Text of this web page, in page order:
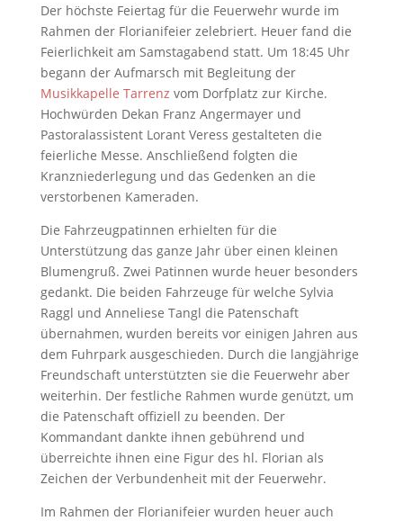
Der höchste Feiertag für die Feuerwehr wurde im
Rahmen der Florianifeier zelebriert. Heuer fand die
Feierlichkeit am Samstagabend statt. Um 18:45 Uhr
begann der Aufmarsch mit Begleitung der
Musikkapelle Tarrenz vom Dorfplatz zur Kirche.
Hochwürden Dekan Franz Angermayer und
Pastoralassistent Lorant Veress gestalteten die
feierliche Messe. Anschließend folgten die
Kranzniederlegung und das Gedenken an die
verstorbenen Kameraden.
Die Fahrzeugpatinnen erhielten für die
Unterstützung das ganze Jahr über einen kleinen
Blumengruß. Zwei Patinnen wurde heuer besonders
gedankt. Die beiden Fahrzeuge für welche Sylvia
Raggl und Anneliese Tangl die Patenschaft
übernahmen, wurden bereits vor einigen Jahren aus
dem Fuhrpark ausgeschieden. Durch die langjährige
Freundschaft unterstützten sie die Feuerwehr aber
weiterhin. Der festliche Rahmen wurde genützt, um
die Patenschaft offiziell zu beenden. Der
Kommandant dankte ihnen gebührend und
überreichte ihnen eine Figur des hl. Florian als
Zeichen der Verbundenheit mit der Feuerwehr.
Im Rahmen der Florianifeier wurden heuer auch